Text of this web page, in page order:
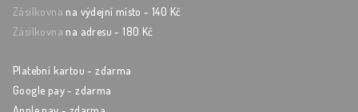
Zásilkovna na výdejní místo - 140 Kč
Zásilkovna na adresu - 180 Kč
Platební kartou - zdarma
Google pay - zdarma